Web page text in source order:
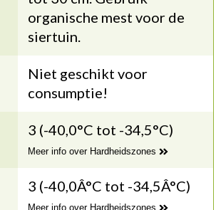
organische mest voor de
siertuin.
Niet geschikt voor
consumptie!
3 (-40,0°C tot -34,5°C)
Meer info over Hardheidszones
3 (-40,0Â°C tot -34,5Â°C)
Meer info over Hardheidszones